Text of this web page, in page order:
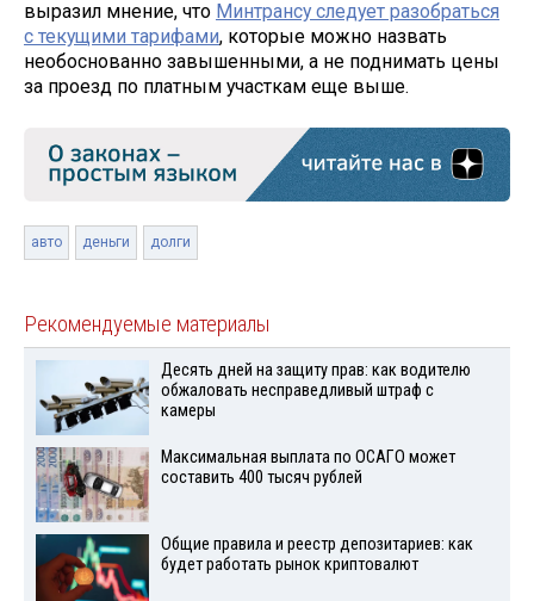
выразил мнение, что Минтрансу следует разобраться
с текущими тарифами, которые можно назвать
необоснованно завышенными, а не поднимать цены
за проезд по платным участкам еще выше.
авто деньги долги
Рекомендуемые материалы
Десять дней на защиту прав: как водителю
обжаловать несправедливый штраф с
камеры
Максимальная выплата по ОСАГО может
составить 400 тысяч рублей
Общие правила и реестр депозитариев: как
будет работать рынок криптовалют